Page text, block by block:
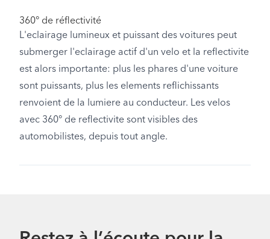
360° de réflectivité
L'eclairage lumineux et puissant des voitures peut
submerger l'eclairage actif d'un velo et la reflectivite
est alors importante: plus les phares d'une voiture
sont puissants, plus les elements reflichissants
renvoient de la lumiere au conducteur. Les velos
avec 360° de reflectivite sont visibles des
automobilistes, depuis tout angle.